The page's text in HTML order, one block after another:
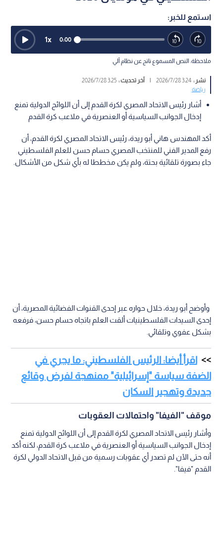
استمع للخبر:
0:00
1x
ملاحظة: النص المسموع ناتج عن نظام آلي
نشر :3:24 2026/7/28
| آخر تحديث :3:25 2026/7/28
رياضة
أشار رئيس الاتحاد المصري لكرة القدم إلى أن اللوائح الدولية تمنع
إدخال الجوانب السياسية أو العنصرية في ملاعب كرة القدم
أكد المهندس هاني أبو ريدة، رئيس الاتحاد المصري لكرة القدم، أن
رفع المدير الفني للمنتخب المصري حسام حسن للعلم الفلسطيني
جاء بصورة تلقائية بحتة، ولم يكن مخططا له بأي شكل من الأشكال.
وأوضح أبو ريدة، خلال حواره عبر إحدى القنوات الفضائية المصرية، أن
إحدى السيدات الفلسطينيات ألقت العلم باتجاه حسام حسن، فرفعه
بشكل عفوي وتلقائي.
اقرأ أيضا: الرئيس الفلسطيني: ما يجري في
الضفة سياسة "إسرائيلية" ممنهجة لفرض وقائع
جديدة وتهجير السكان
موقف "الفيفا" واحتمالات العقوبات
وأشار رئيس الاتحاد المصري لكرة القدم إلى أن اللوائح الدولية تمنع
إدخال الجوانب السياسية أو العنصرية في ملاعب كرة القدم، لكنه أكد
أنه حتى الآن لم تصدر أي عقوبات رسمية من قبل الاتحاد الدولي لكرة
القدم "فيفا".